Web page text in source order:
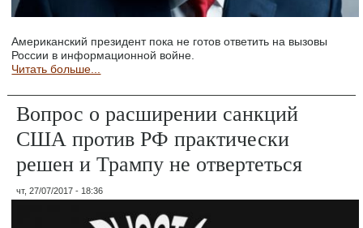
Американский президент пока не готов ответить на вызовы
России в информационной войне.
Читать больше...
Вопрос о расширении санкций
США против РФ практически
решен и Трампу не отвертеться
чт, 27/07/2017 - 18:36